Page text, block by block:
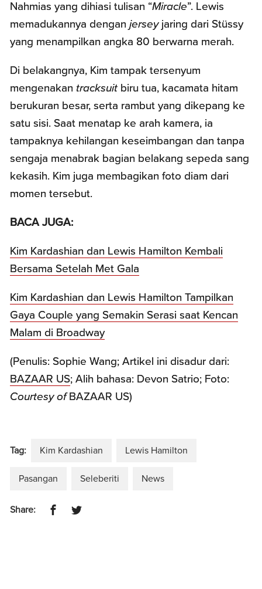
Nahmias yang dihiasi tulisan “Miracle”. Lewis
memadukannya denganjerseyjaring dari Stüssy
yang menampilkan angka 80 berwarna merah.
Di belakangnya, Kim tampak tersenyum
mengenakan tracksuit biru tua, kacamata hitam
berukuran besar, serta rambut yang dikepang ke
satu sisi. Saat menatap ke arah kamera, ia
tampaknya kehilangan keseimbangan dan tanpa
sengaja menabrak bagian belakang sepeda sang
kekasih. Kim juga membagikan foto diam dari
momen tersebut.
BACA JUGA:
Kim Kardashian dan Lewis Hamilton Kembali
Bersama Setelah Met Gala
Kim Kardashian dan Lewis Hamilton Tampilkan
Gaya Couple yang Semakin Serasi saat Kencan
Malam di Broadway
(Penulis: Sophie Wang; Artikel ini disadur dari:
BAZAAR US; Alih bahasa: Devon Satrio; Foto:
Courtesy ofBAZAAR US)
Tag: Kim Kardashian Lewis Hamilton
Pasangan Seleberiti News
Share: